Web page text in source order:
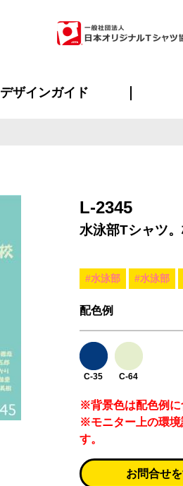
デザインガイド
L-2345
水泳部Tシャツ
#水泳部 #水泳部
配色例
C-35 C-64
※背景色は配色例に
※モニター上の環境
す。
お問合せ